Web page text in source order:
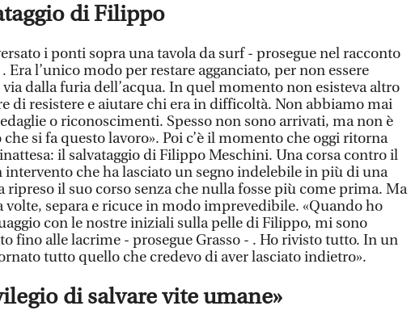
di Filippo
i ponti sopra una tavola da surf - prosegue nel racconto
. Era l’unico modo per restare agganciato, per non essere
dalla furia dell’acqua. In quel momento non esisteva altro
di resistere e aiutare chi era in difficoltà. Non abbiamo mai
o riconoscimenti. Spesso non sono arrivati, ma non è
si fa questo lavoro». Poi c’è il momento che oggi ritorna
il salvataggio di Filippo Meschini. Una corsa contro il
intervento che ha lasciato un segno indelebile in più di una
ripreso il suo corso senza che nulla fosse più come prima. Ma
volte, separa e ricuce in modo imprevedibile. «Quando ho
con le nostre iniziali sulla pelle di Filippo, mi sono
fino alle lacrime - prosegue Grasso - . Ho rivisto tutto. In un
tutto quello che credevo di aver lasciato indietro».
di salvare vite umane»